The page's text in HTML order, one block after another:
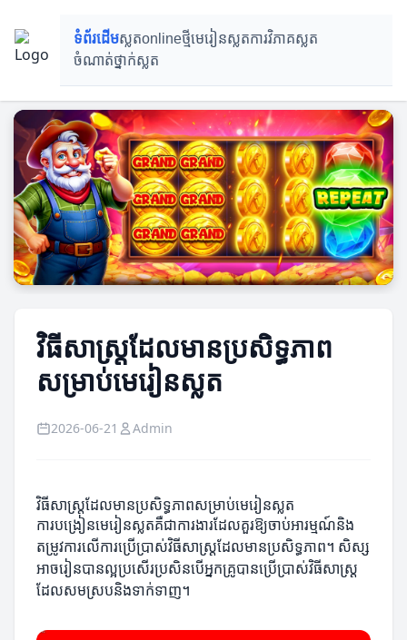
ទំព័រដើមស្លតonlineថ្មីមេរៀនស្លតការវិភាគស្លត
ចំណាត់ថ្នាក់ស្លត
វិធីសាស្ត្រដែលមានប្រសិទ្ធភាព
សម្រាប់មេរៀនស្លត
2026-06-21 Admin
វិធីសាស្ត្រដែលមានប្រសិទ្ធភាពសម្រាប់មេរៀនស្លត
ការបង្រៀនមេរៀនស្លតគឺជាការងារដែលគួរឱ្យចាប់អារម្មណ៍និង
តម្រូវការលើការប្រើប្រាស់វិធីសាស្ត្រដែលមានប្រសិទ្ធភាព។ សិស្ស
អាចរៀនបានល្អប្រសើរប្រសិនបើអ្នកគ្រូបានប្រើប្រាស់វិធីសាស្ត្រ​
ដែលសមស្របនិងទាក់ទាញ។